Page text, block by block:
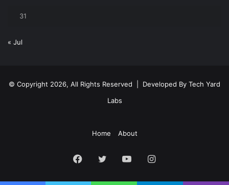
31
« Jul
© Copyright 2026, All Rights Reserved | Developed By Tech Yard
Labs
Home About
Facebook
Twitter YouTubeInstagram